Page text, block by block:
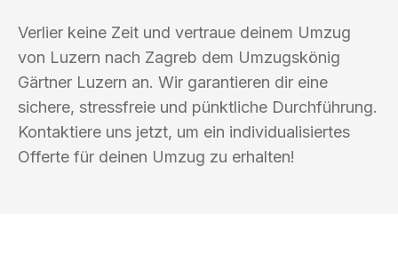
Verlier keine Zeit und vertraue deinem Umzug
von Luzern nach Zagreb dem Umzugskönig
Gärtner Luzern an. Wir garantieren dir eine
sichere, stressfreie und pünktliche Durchführung.
Kontaktiere uns jetzt, um ein individualisiertes
Offerte für deinen Umzug zu erhalten!